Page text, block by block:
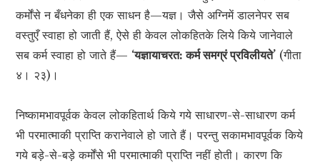
कर्मोंसे न बँधनेका ही एक साधन है—यज्ञ। जैसे अग्निमें डालनेपर सब
वस्तुएँ स्वाहा हो जाती हैं, ऐसे ही केवल लोकहितके लिये किये जानेवाले
सब कर्म स्वाहा हो जाते हैं— ‘यज्ञायाचरत: कर्म समग्रं प्रविलीयते’ (गीता
४। २३)।
निष्कामभावपूर्वक केवल लोकहितार्थ किये गये साधारण-से-साधारण कर्म
भी परमात्माकी प्राप्ति करानेवाले हो जाते हैं। परन्तु सकामभावपूर्वक किये
गये बड़े-से-बड़े कर्मोंसे भी परमात्माकी प्राप्ति नहीं होती। कारण कि